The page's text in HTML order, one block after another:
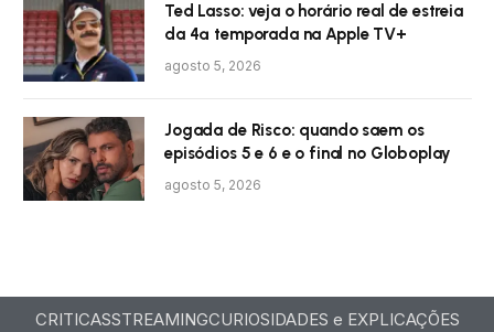
Ted Lasso: veja o horário real de estreia
da 4ª temporada na Apple TV+
agosto 5, 2026
Jogada de Risco: quando saem os
episódios 5 e 6 e o final no Globoplay
agosto 5, 2026
CRITICASSTREAMINGCURIOSIDADES e EXPLICAÇÕES